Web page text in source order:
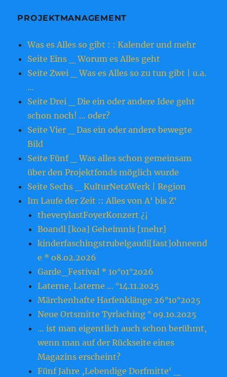
PROJEKTMANAGEMENT
Was es Alles so gibt : : Kalender und mehr
Seite Eins _ Worum es Alles geht
Seite Zwei _ Was es Alles so zu tun gibt | u.a.
…
Seite Drei _ Die ein oder andere Idee geht
schon noch! … oder?
Seite Vier _ Das ein oder andere bewegte
Bild
Seite Fünf _ Was alles schon gemeinsam
über den Projektfonds möglich wurde
Seite Sechs _ KulturNetzWerk | Region
Im Laufe der Zeit :: Alles von A‘ bis Z‘
theverylastFoyerKonzert ¿¡
Boandl [koa] Geheimnis [mehr]
kinderfaschingstrubelgaudi[fast]ohneend
e * o8.o2.2o26
Garde_Festival * 1o°o1°2o26
Laterne, Laterne … °14.11.2o25
Märchenhafte Harfenklänge 26°1o°2o25
Neue Ortsmitte Tyrlaching ° o9.1o.2o25
… ist man eigentlich auch schon berühmt,
wenn man auf der Rückseite eines
Magazins erscheint?
Fünf Jahre ‚Lebendige Dorfmitte‘ _